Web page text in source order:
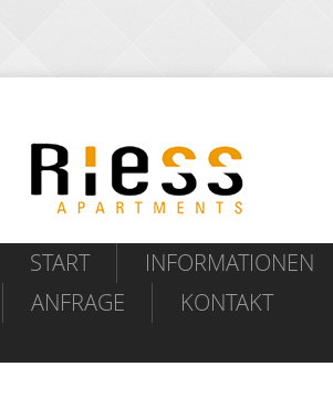
START
INFORMATIONEN
ANFRAGE
KONTAKT